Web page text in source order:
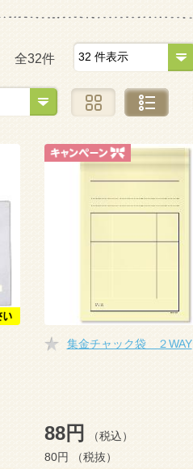
全32件
集金チャック袋 ２WAY
88円
（税込）
80円
（税抜）